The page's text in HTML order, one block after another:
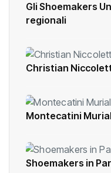
Gli Shoemakers
regionali
Christian
Montecatini
Shoemakers in